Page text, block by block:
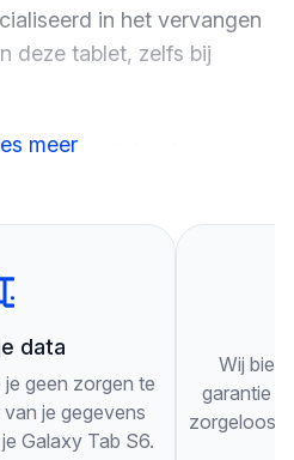
in het vervangen
deze tablet, zelfs bij
te maken, je kunt gewoon
probleem.
en efficiënt, zodat je zo
kunt maken van je
vragen hebt of langs
bellen of een bericht
Wij staan klaar om je te
meer
data
geen zorgen te
je gegevens
Galaxy Tab S6.
Wij
garantie
zorgeloos